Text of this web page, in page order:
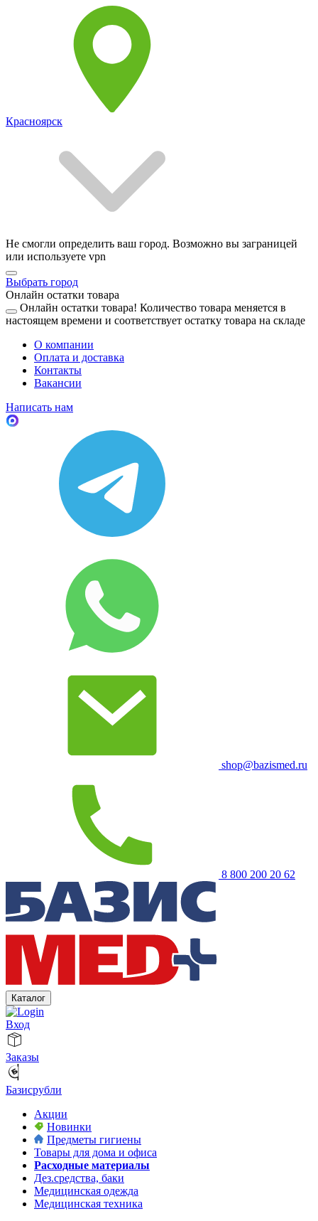
Красноярск
Не смогли определить ваш город. Возможно вы заграницей
или используете vpn
Выбрать город
Онлайн остатки товара
Онлайн остатки товара! Количество товара меняется в
настоящем времени и соответствует остатку товара на складе
О компании
Оплата и доставка
Контакты
Вакансии
Написать нам
shop@bazismed.ru
8 800 200 20 62
Каталог
Вход
Заказы
Базисрубли
Акции
Новинки
Предметы гигиены
Товары для дома и офиса
Расходные материалы
Дез.средства, баки
Медицинская одежда
Медицинская техника